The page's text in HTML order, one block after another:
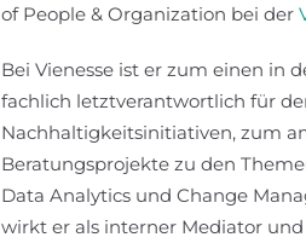
of People & Organization bei der
Bei Vienesse ist er zum einen in
fachlich letztverantwortlich für
Nachhaltigkeitsinitiativen, zum
Beratungsprojekte zu den
Data Analytics und Change
wirkt er als interner Mediator und